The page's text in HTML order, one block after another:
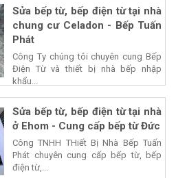
Sửa bếp từ, bếp điện từ tại nhà
chung cư Celadon - Bếp Tuấn
Phát
Công Ty chúng tôi chuyên cung Bếp
Điện Từ và thiết bị nhà bếp nhập
khẩu...
Sửa bếp từ, bếp điện từ tại nhà
ở Ehom - Cung cấp bếp từ Đức
Công TNHH THiết Bị Nhà Bếp Tuấn
Phát chuyên cung cấp bếp từ, bếp
điện từ,...